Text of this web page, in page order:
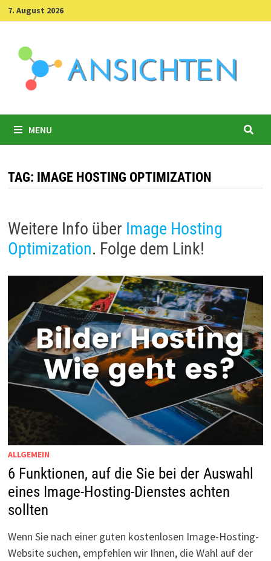
Skip
to
7. August 2026
MENU
TAG: IMAGE HOSTING OPTIMIZATION
Weitere Info über Image Hosting
Optimization. Folge dem Link!
ALLGEMEIN
6 Funktionen, auf die Sie bei der Auswahl
eines Image-Hosting-Dienstes achten
sollten
Wenn Sie nach einer guten kostenlosen Image-Hosting-
Website suchen, empfehlen wir Ihnen, die Wahl auf der